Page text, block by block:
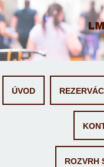
Skip
ÚVOD
ROZVRH